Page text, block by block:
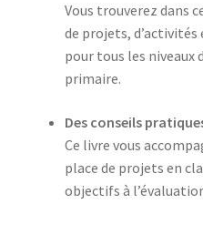
Vous trouverez dans
de projets,
pour tous les niveaux
primaire.
Des conseils
Ce livre vous
place de projets en
objectifs à